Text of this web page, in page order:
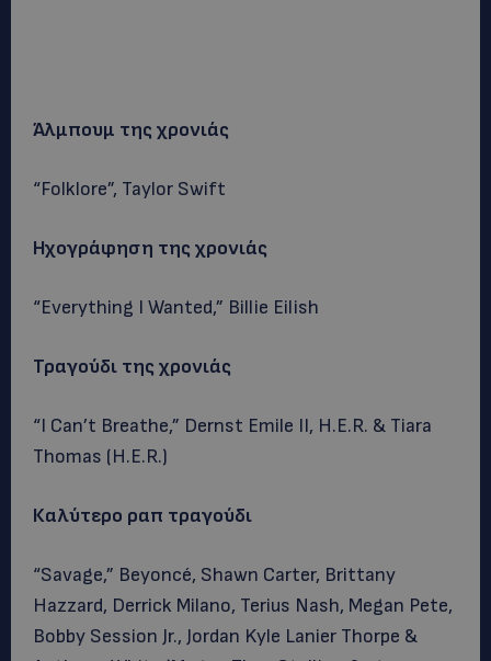
Άλμπουμ της χρονιάς
“Folklore”, Taylor Swift
Ηχογράφηση της χρονιάς
“Everything I Wanted,” Billie Eilish
Τραγούδι της χρονιάς
“I Can’t Breathe,” Dernst Emile II, H.E.R. & Tiara
Thomas (H.E.R.)
Καλύτερο ραπ τραγούδι
“Savage,” Beyoncé, Shawn Carter, Brittany
Hazzard, Derrick Milano, Terius Nash, Megan Pete,
Bobby Session Jr., Jordan Kyle Lanier Thorpe &